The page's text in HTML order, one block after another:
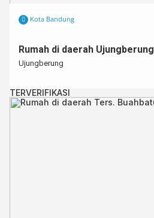
Kota Bandung
Rumah di daerah Ujungberung
Ujungberung
TERVERIFIKASI